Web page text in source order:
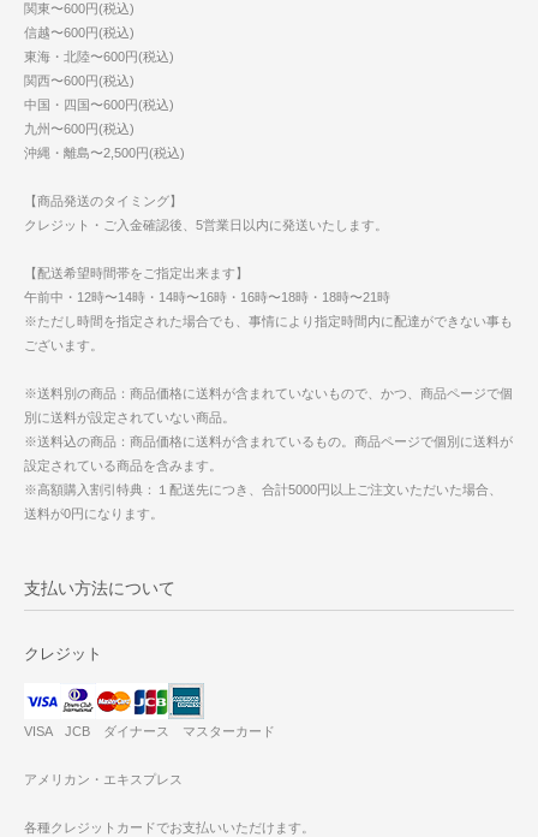
関東〜600円(税込)
信越〜600円(税込)
東海・北陸〜600円(税込)
関西〜600円(税込)
中国・四国〜600円(税込)
九州〜600円(税込)
沖縄・離島〜2,500円(税込)
【商品発送のタイミング】
クレジット・ご入金確認後、5営業日以内に発送いたします。
【配送希望時間帯をご指定出来ます】
午前中・12時〜14時・14時〜16時・16時〜18時・18時〜21時
※ただし時間を指定された場合でも、事情により指定時間内に配達ができない事も
ございます。
※送料別の商品：商品価格に送料が含まれていないもので、かつ、商品ページで個
別に送料が設定されていない商品。
※送料込の商品：商品価格に送料が含まれているもの。商品ページで個別に送料が
設定されている商品を含みます。
※高額購入割引特典：１配送先につき、合計5000円以上ご注文いただいた場合、
送料が0円になります。
支払い方法について
クレジット
VISA JCB ダイナース マスターカード
アメリカン・エキスプレス
各種クレジットカードでお支払いいただけます。